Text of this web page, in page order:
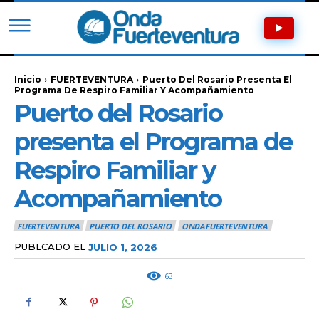
Inicio FUERTEVENTURA
Puerto Del Rosario Presenta El
Programa De Respiro Familiar Y Acompañamiento
Puerto del Rosario
presenta el Programa de
Respiro Familiar y
Acompañamiento
FUERTEVENTURA PUERTO DEL ROSARIO ONDAFUERTEVENTURA
PUBLCADO EL JULIO 1, 2026
63